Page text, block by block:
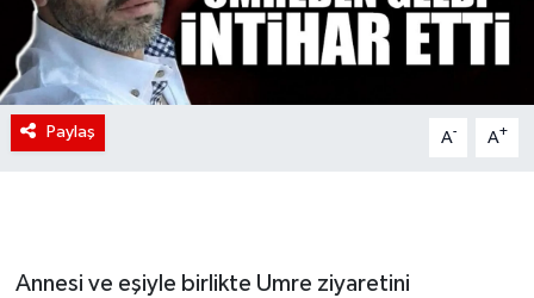
Paylaş A- A+
Annesi ve eşiyle birlikte Umre ziyaretini